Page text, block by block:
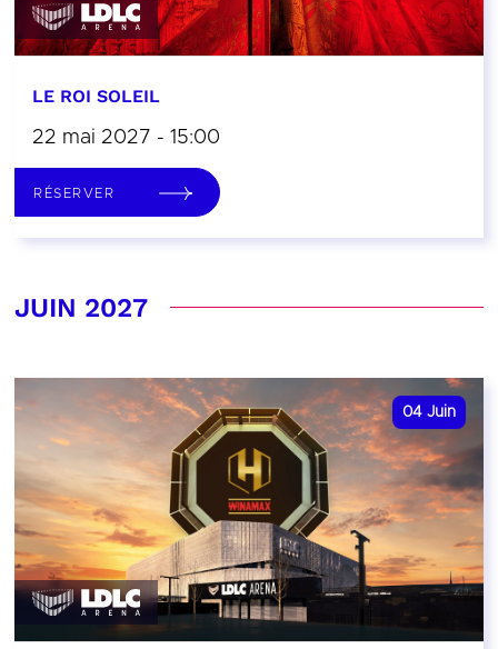
LE ROI SOLEIL
22 mai 2027 - 15:00
RÉSERVER
JUIN 2027
04 Juin